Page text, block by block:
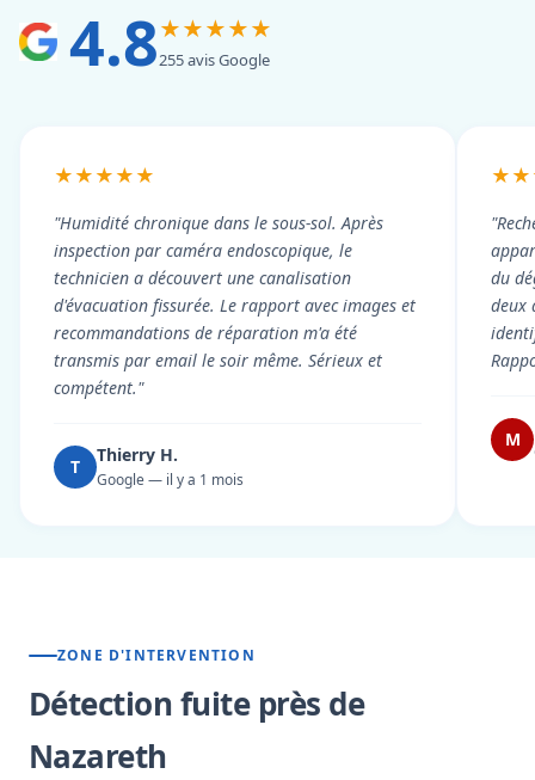
4.8★★★★★
255 avis Google
★★★★★
"Humidité chronique dans le sous-sol. Après
inspection par caméra endoscopique, le
technicien a découvert une canalisation
d'évacuation fissurée. Le rapport avec images et
recommandations de réparation m'a été
transmis par email le soir même. Sérieux et
compétent."
T
Thierry H.
Google — il y a 1 mois
du
deux
M
ZONE D'INTERVENTION
Détection fuite près de
Nazareth